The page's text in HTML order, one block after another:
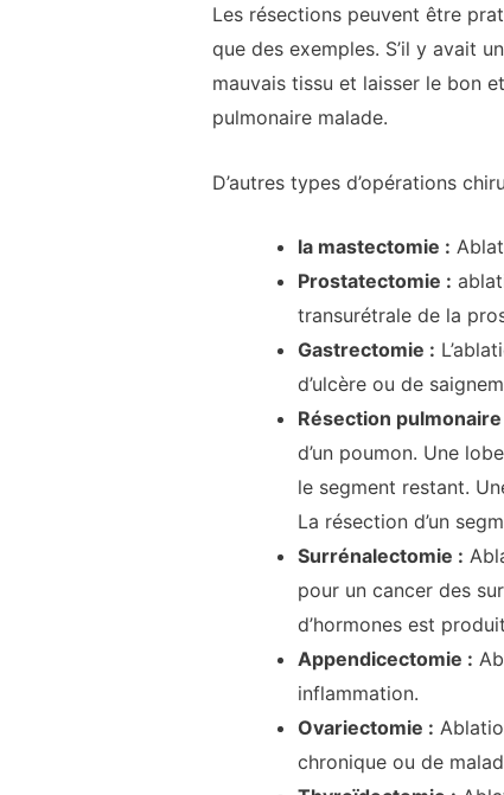
Les résections peuvent être
que des exemples. S’il y avait
mauvais tissu et laisser le bon
pulmonaire malade.
D’autres types d’opérations
la mastectomie :
Prostatectomie :
transurétrale de la
Gastrectomie :
d’ulcère ou de
Résection pulmonaire
d’un poumon. Une
le segment restant.
La résection d’un
Surrénalectomie :
pour un cancer des
d’hormones est
Appendicectomie :
inflammation.
Ovariectomie :
chronique ou de